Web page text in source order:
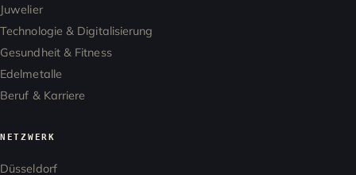
Juwelier
Technologie & Digitalisierung
Gesundheit & Fitness
Edelmetalle
Beruf & Karriere
NETZWERK
Düsseldorf